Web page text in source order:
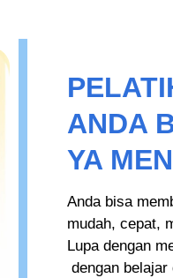
ANDA
YA
Anda bisa
mudah, cepat,
Lupa dengan
dengan